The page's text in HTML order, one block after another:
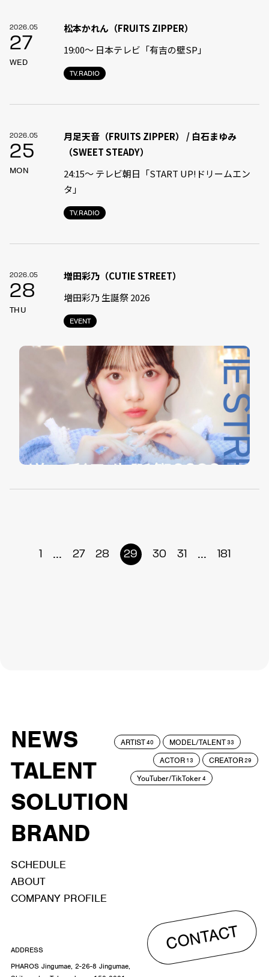
2026.05
27
WED
TV.RADIO
松本かれん（FRUITS ZIPPER）
19:00〜 日本テレビ「有吉の壁SP」
2026.05
25
MON
TV.RADIO
月足天音（FRUITS ZIPPER） / 白石まゆみ
（SWEET STEADY）
24:15〜 テレビ朝日「START UP!ドリームエン
タ」
2026.05
28
THU
EVENT
増田彩乃（CUTIE STREET）
増田彩乃 生誕祭 2026
1 ... 27 28 29 30 31 ... 181
NEWS
TALENT
SOLUTION
BRAND
ARTIST40 MODEL/TALENT33
ACTOR 13 CREATOR29
YouTuber/TikToker4
SCHEDULE
ABOUT
COMPANY PROFILE
CONTACT
ADDRESS
PHAROS Jingumae, 2-26-8 Jingumae,